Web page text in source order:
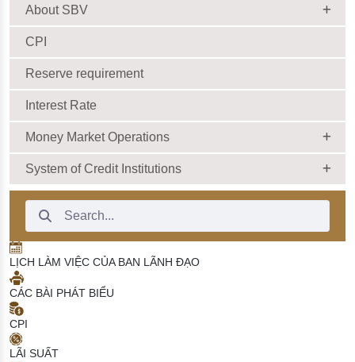
About SBV
CPI
Reserve requirement
Interest Rate
Money Market Operations
System of Credit Institutions
Search Bar
LỊCH LÀM VIỆC CỦA BAN LÃNH ĐẠO
CÁC BÀI PHÁT BIỂU
CPI
LÃI SUẤT